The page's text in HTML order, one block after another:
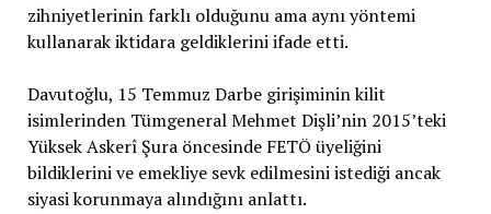
zihniyetlerinin farklı olduğunu ama aynı yöntemi
kullanarak iktidara geldiklerini ifade etti.
Davutoğlu, 15 Temmuz Darbe girişiminin kilit
isimlerinden Tümgeneral Mehmet Dişli’nin 2015’teki
Yüksek Askerî Şura öncesinde FETÖ üyeliğini
bildiklerini ve emekliye sevk edilmesini istediği ancak
siyasi korunmaya alındığını anlattı.